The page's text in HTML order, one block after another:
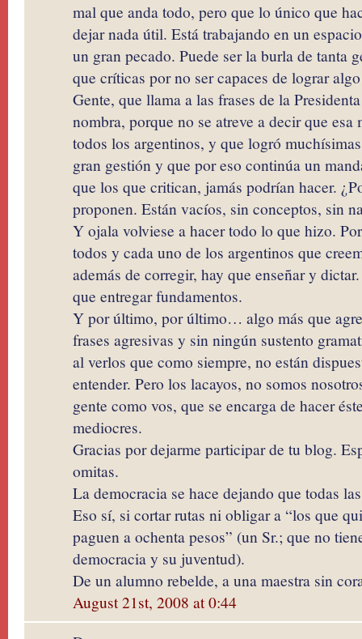
mal que anda todo, pero que lo único que
dejar nada útil. Está trabajando en un
un gran pecado. Puede ser la burla de tanta
que críticas por no ser capaces de lograr
Gente, que llama a las frases de la
nombra, porque no se atreve a decir que esa
todos los argentinos, y que logró
gran gestión y que por eso continúa un
que los que critican, jamás podrían hacer.
proponen. Están vacíos, sin conceptos, sin
Y ojala volviese a hacer todo lo que hizo.
todos y cada uno de los argentinos que
además de corregir, hay que enseñar y
que entregar fundamentos.
Y por último, por último… algo más que
frases agresivas y sin ningún sustento
al verlos que como siempre, no están
entender. Pero los lacayos, no somos
gente como vos, que se encarga de hacer
mediocres.
Gracias por dejarme participar de tu blog.
omitas.
La democracia se hace dejando que todas
Eso sí, si cortar rutas ni obligar a “los que
paguen a ochenta pesos” (un Sr.; que no
democracia y su juventud).
De un alumno rebelde, a una maestra sin
August 21st, 2008 at 0:44